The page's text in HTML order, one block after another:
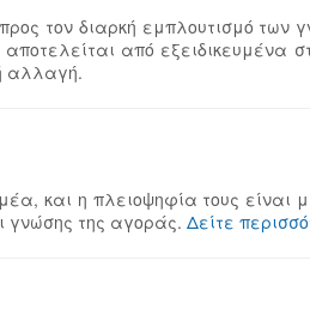
τον διαρκή εμπλουτισμό
από εξειδικευμένα
αλλαγή.
και η πλειοψηφία τους είναι
γνώσης της αγοράς. Δείτε